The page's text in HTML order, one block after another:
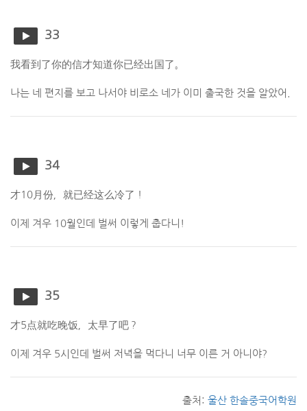
33
我看到了你的信才知道你已经出国了。
나는 네 편지를 보고 나서야 비로소 네가 이미 출국한 것을 알았어.
34
才10月份，就已经这么冷了！
이제 겨우 10월인데 벌써 이렇게 춥다니!
35
才5点就吃晚饭，太早了吧？
이제 겨우 5시인데 벌써 저녁을 먹다니 너무 이른 거 아니야?
출처: 울산 한솔중국어학원